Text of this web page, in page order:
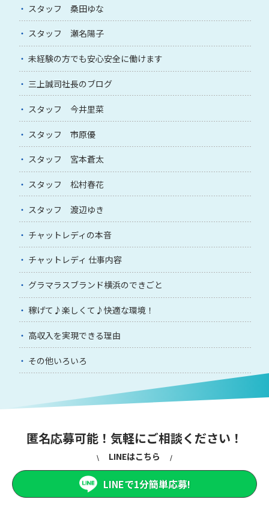
スタッフ 桑田ゆな
スタッフ 瀬名陽子
未経験の方でも安心安全に働けます
三上誠司社長のブログ
スタッフ 今井里菜
スタッフ 市原優
スタッフ 宮本蒼太
スタッフ 松村春花
スタッフ 渡辺ゆき
チャットレディの本音
チャットレディ 仕事内容
グラマラスブランド横浜のできごと
稼げて♪楽しくて♪快適な環境！
高収入を実現できる理由
その他いろいろ
匿名応募可能！気軽にご相談ください！
LINEはこちら
LINEで1分簡単応募!